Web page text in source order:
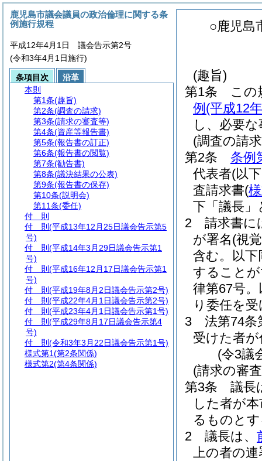
○鹿児島
(趣旨)
第1条
この
例 (平成12
し、必要
(調査の請
第2条
条例
代表者(以
査請求書(
下「議長」
2
請求書に
が署名(視
含む。以下
すること
律第67号
り委任を
3
法第74条
受けた者
(令3議
(請求の審
第3条
議長
した者が
るものと
2
議長は、
上の者の
鹿児島市議会議員の政治倫理に関する条
例施行規程
平成12年4月1日 議会告示第2号
(令和3年4月1日施行)
条項目次
沿革
本則
第1条(趣旨)
第2条(調査の請求)
第3条(請求の審査等)
第4条(資産等報告書)
第5条(報告書の訂正)
第6条(報告書の閲覧)
第7条(勧告書)
第8条(議決結果の公表)
第9条(報告書の保存)
第10条(説明会)
第11条(委任)
付 則
付 則 (平成13年12月25日議会告示第5
号)
付 則 (平成14年3月29日議会告示第1
号)
付 則 (平成16年12月17日議会告示第1
号)
付 則 (平成19年8月2日議会告示第2号)
付 則 (平成22年4月1日議会告示第2号)
付 則 (平成23年4月1日議会告示第1号)
付 則 (平成29年8月17日議会告示第4
号)
付 則 (令和3年3月22日議会告示第1号)
様式第1(第2条関係)
様式第2(第4条関係)